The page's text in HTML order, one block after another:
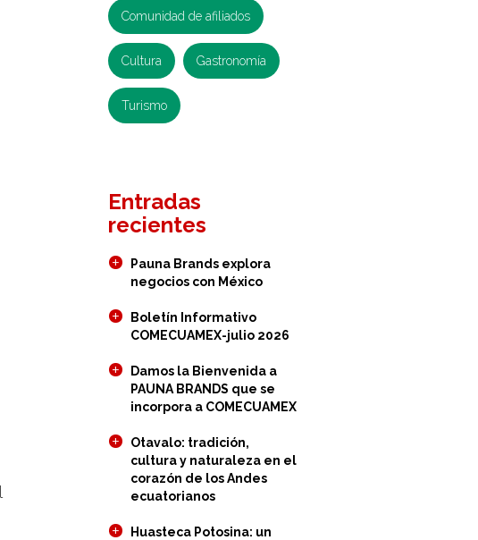
Comunidad de afiliados
Cultura Gastronomía
Turismo
Entradas
recientes
Pauna Brands explora
negocios con México
Boletín Informativo
COMECUAMEX-julio 2026
Damos la Bienvenida a
PAUNA BRANDS que se
incorpora a COMECUAMEX
Otavalo: tradición,
cultura y naturaleza en el
corazón de los Andes
ecuatorianos
Huasteca Potosina: un